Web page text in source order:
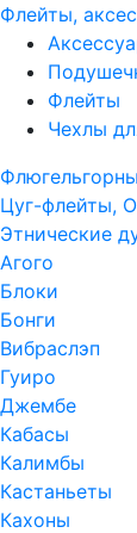
Флейты,
Флейты
Чехлы
Флюгельгорны
Цуг-флейты,
Этнические
Агого
Блоки
Бонги
Вибраслэп
Гуиро
Джембе
Кабасы
Калимбы
Кастаньеты
Кахоны